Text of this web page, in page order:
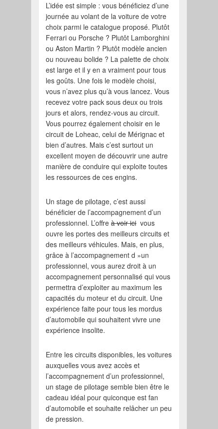
L’idée est simple : vous bénéficiez d’une
journée au volant de la voiture de votre
choix parmi le catalogue proposé. Plutôt
Ferrari ou Porsche ? Plutôt Lamborghini
ou Aston Martin ? Plutôt modèle ancien
ou nouveau bolide ? La palette de choix
est large et il y en a vraiment pour tous
les goûts. Une fois le modèle choisi,
vous n’avez plus qu’à vous lancez. Vous
recevez votre pack sous deux ou trois
jours et alors, rendez-vous au circuit.
Vous pourrez également choisir en le
circuit de Loheac, celui de Mérignac et
bien d’autres. Mais c’est surtout un
excellent moyen de découvrir une autre
manière de conduire qui exploite toutes
les ressources de ces engins.
Un stage de pilotage, c’est aussi
bénéficier de l’accompagnement d’un
professionnel. L’offreà voir icivous
ouvre les portes des meilleurs circuits et
des meilleurs véhicules. Mais, en plus,
grâce à l’accompagnement d »un
professionnel, vous aurez droit à un
accompagnement personnalisé qui vous
permettra d’exploiter au maximum les
capacités du moteur et du circuit. Une
expérience faite pour tous les mordus
d’automobile qui souhaitent vivre une
expérience insolite.
Entre les circuits disponibles, les voitures
auxquelles vous avez accès et
l’accompagnement d’un professionnel,
un stage de pilotage semble bien être le
cadeau idéal pour quiconque est fan
d’automobile et souhaite relâcher un peu
de pression.